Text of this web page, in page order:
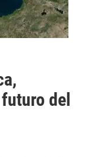
del